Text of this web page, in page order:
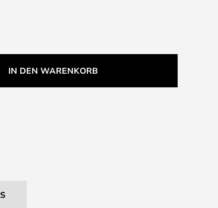
IN DEN WARENKORB